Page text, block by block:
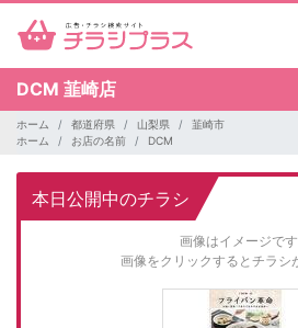
DCM 韮崎店
ホーム 都道府県 山梨県
韮崎市
ホーム
お店の名前 DCM
本日公開中のチラシ
画像はイメージです
画像をクリックするとチラシ